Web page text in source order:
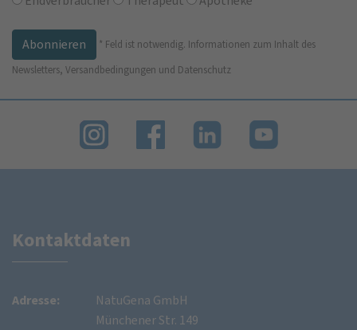
* Feld ist notwendig. Informationen zum Inhalt des
Newsletters, Versandbedingungen und Datenschutz
Kontaktdaten
Adresse:
NatuGena GmbH
Münchener Str. 149